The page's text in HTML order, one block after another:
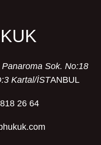
Panaroma Sok. No:18
Kartal/İSTANBUL
26 64